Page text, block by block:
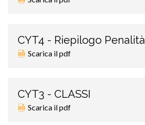
CYT4 - Riepilogo Penalità
Scarica il pdf
CYT3 - CLASSI
Scarica il pdf